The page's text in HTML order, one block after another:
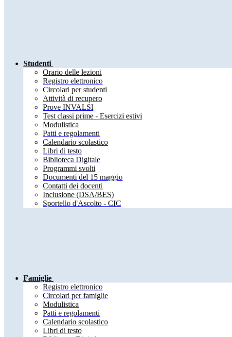
Studenti
Orario delle lezioni
Registro elettronico
Circolari per studenti
Attività di recupero
Prove INVALSI
Test classi prime - Esercizi estivi
Modulistica
Patti e regolamenti
Calendario scolastico
Libri di testo
Biblioteca Digitale
Programmi svolti
Documenti del 15 maggio
Contatti dei docenti
Inclusione (DSA/BES)
Sportello d'Ascolto - CIC
Famiglie
Registro elettronico
Circolari per famiglie
Modulistica
Patti e regolamenti
Calendario scolastico
Libri di testo